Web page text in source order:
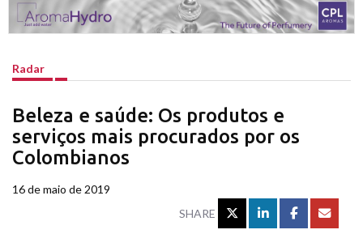
Radar
Beleza e saúde: Os produtos e
serviços mais procurados por os
Colombianos
16 de maio de 2019
SHARE